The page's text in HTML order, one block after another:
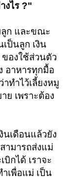
งไร ?"
ลูก และขณะ
ป็นลูก เงิน
ของใช้ส่วนตัว
อาหารทุกมื้อ
ทำไว้เลี้ยงหมู
ย เพราะต้อง
นเดือนแล้วยัง
ามารถส่งแม่
บิกได้ เราจะ
ำเพื่อแม่ เป็น